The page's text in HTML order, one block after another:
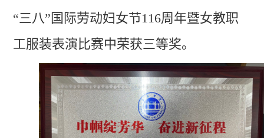
“三八”国际劳动妇女节116周年暨女教职
工服装表演比赛中荣获三等奖。